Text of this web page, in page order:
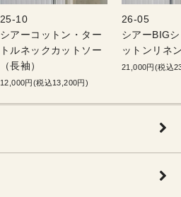
25-10
シアーコットン・ター
トルネックカットソー
（長袖）
12,000円(税込13,200円)
26-05
シアーBIG
ットンリネ
21,000円(税込